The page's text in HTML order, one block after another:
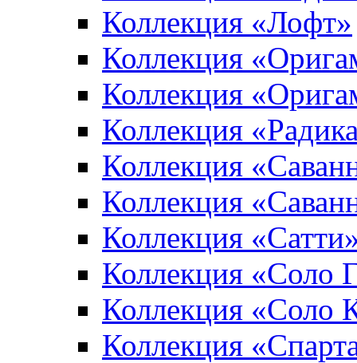
Коллекция «Лофт»
Коллекция
Коллекция
Коллекция
Коллекция
Коллекция
Коллекция
Коллекция «Соло
Коллекция «Соло
Коллекция